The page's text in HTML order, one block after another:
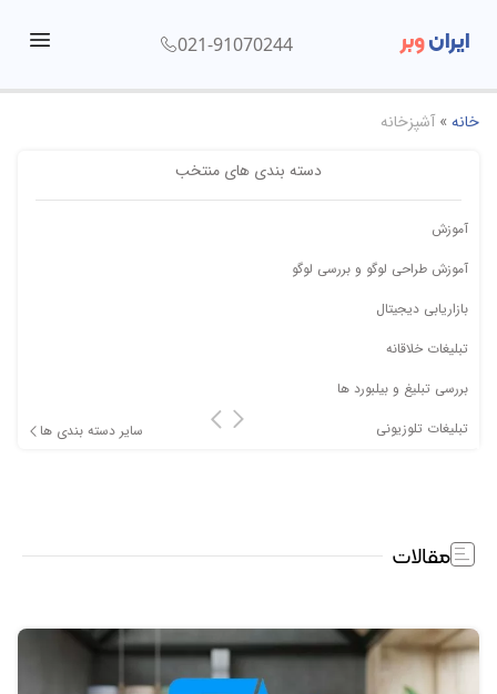
ایرانوبر 021-91070244
خانه» آشپزخانه
دسته بندی های منتخب
آموزش
آموزش طراحی لوگو و بررسی لوگو
بازاریابی دیجیتال
تبلیغات خلاقانه
بررسی تبلیغ و بیلبورد ها
تبلیغات تلوزیونی
سایر دسته بندی ها
مقالات